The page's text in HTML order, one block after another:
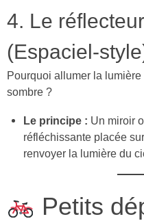
4. Le
(Espaciel-
Pourquoi allumer la
sombre ?
Le principe : Un miroir
réfléchissante placée
renvoyer la lumière du
Petits